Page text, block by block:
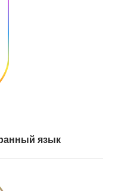
язык